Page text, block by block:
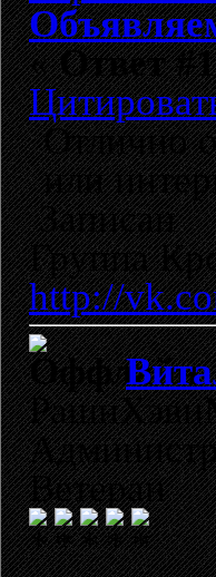
«Ответ
Отлично
или
Записан
Группа
http://
Ветеран